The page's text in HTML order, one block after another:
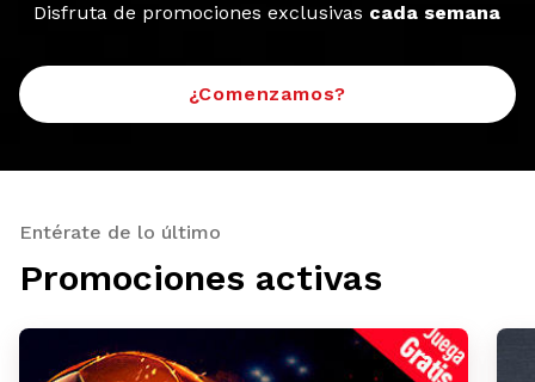
Disfruta de promociones exclusivas cada semana
¿Comenzamos?
Entérate de lo último
Promociones activas